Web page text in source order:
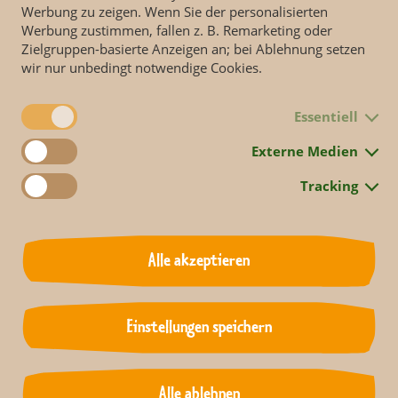
Folge 972 jetzt ansehen.
FERNSEHENS erzählt Geschichten von Menschen und
den Kulissen eines der renommiertesten Zoologischen
Zurück
Werbung zu zeigen. Wenn Sie der personalisierten
Werbung zustimmen, fallen z. B. Remarketing oder
Zielgruppen-basierte Anzeigen an; bei Ablehnung setzen
wir nur unbedingt notwendige Cookies.
Essentiell
Externe Medien
Tracking
Alle akzeptieren
Einstellungen speichern
Alle ablehnen